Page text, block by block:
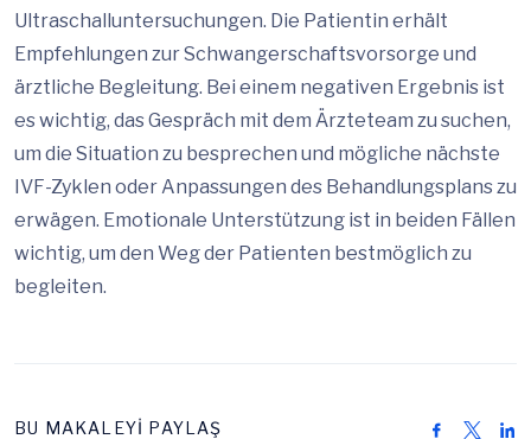
Ultraschalluntersuchungen. Die Patientin erhält
Empfehlungen zur Schwangerschaftsvorsorge und
ärztliche Begleitung. Bei einem negativen Ergebnis ist
es wichtig, das Gespräch mit dem Ärzteteam zu suchen,
um die Situation zu besprechen und mögliche nächste
IVF-Zyklen oder Anpassungen des Behandlungsplans zu
erwägen. Emotionale Unterstützung ist in beiden Fällen
wichtig, um den Weg der Patienten bestmöglich zu
begleiten.
BU MAKALEYİ PAYLAŞ